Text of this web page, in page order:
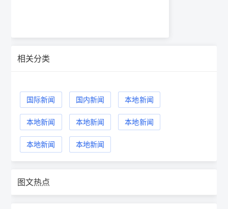
相关分类
国际新闻 国内新闻 本地新闻
本地新闻 本地新闻 本地新闻
本地新闻 本地新闻
图文热点